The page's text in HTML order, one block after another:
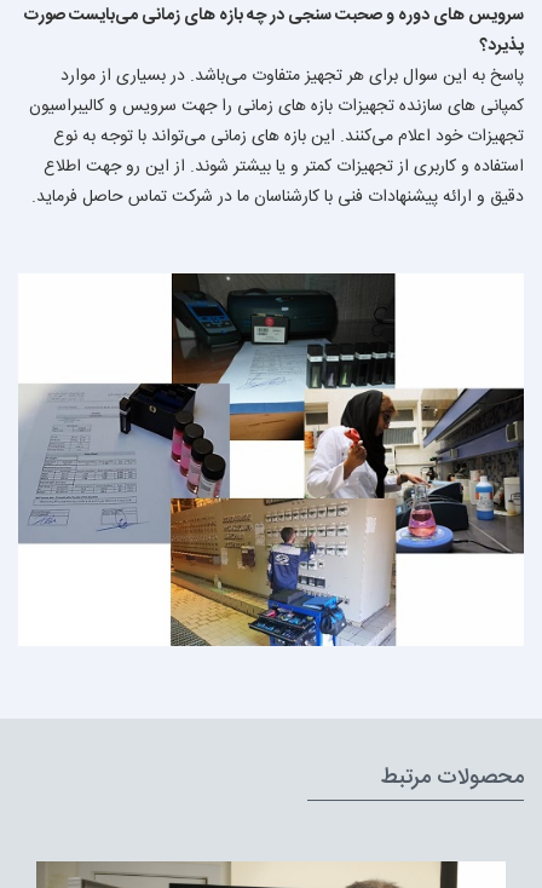
سرویس های دوره و صحبت سنجی در چه بازه های زمانی می‌بایست صورت
پذیرد؟
پاسخ به این سوال برای هر تجهیز متفاوت می‌باشد. در بسیاری از موارد
کمپانی های سازنده تجهیزات بازه های زمانی را جهت سرویس و کالیبراسیون
تجهیزات خود اعلام می‌کنند. این بازه های زمانی می‌تواند با توجه به نوع
استفاده و کاربری از تجهیزات کمتر و یا بیشتر شوند. از این رو جهت اطلاع
دقیق و ارائه پیشنهادات فنی با کارشناسان ما در شرکت تماس حاصل فرماید.
محصولات مرتبط